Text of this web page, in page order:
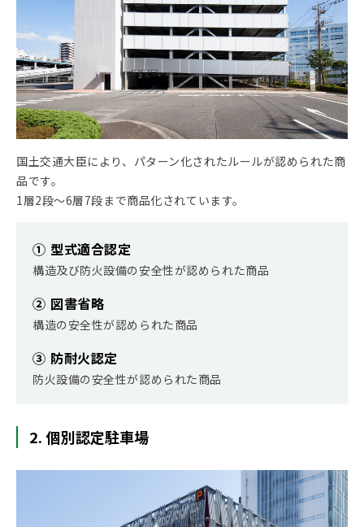
国土交通大臣により、パターン化されたルールが認められた商
品です。
1層2段～6層7段まで商品化されています。
① 型式適合認定
構造及び防火設備の安全性が認められた商品
② 図書省略
構造の安全性が認められた商品
③ 防耐火認定
防火設備の安全性が認められた商品
2. 個別認定駐車場